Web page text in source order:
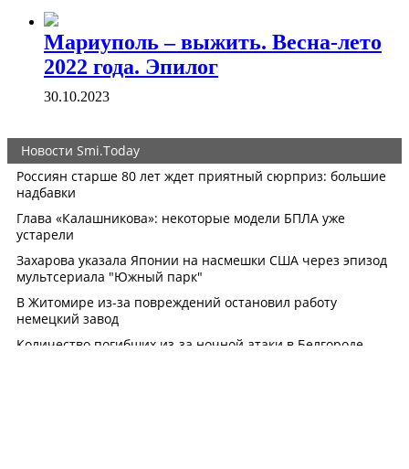
Мариуполь – выжить. Весна-лето
2022 года. Эпилог
30.10.2023